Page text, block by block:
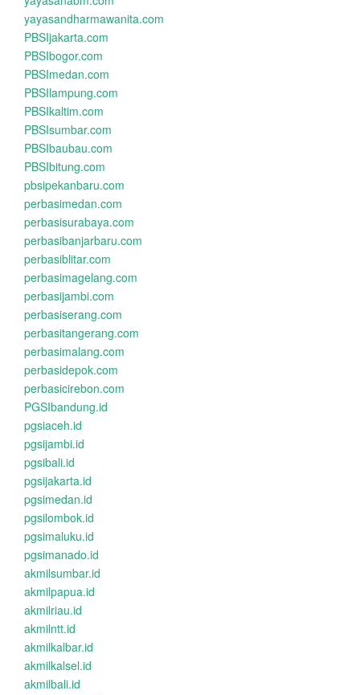
yayasandharmawanita.com
PBSIjakarta.com
PBSIbogor.com
PBSImedan.com
PBSIlampung.com
PBSIkaltim.com
PBSIsumbar.com
PBSIbaubau.com
PBSIbitung.com
pbsipekanbaru.com
perbasimedan.com
perbasisurabaya.com
perbasibanjarbaru.com
perbasiblitar.com
perbasimagelang.com
perbasijambi.com
perbasiserang.com
perbasitangerang.com
perbasimalang.com
perbasidepok.com
perbasicirebon.com
PGSIbandung.id
pgsiaceh.id
pgsijambi.id
pgsibali.id
pgsijakarta.id
pgsimedan.id
pgsilombok.id
pgsimaluku.id
pgsimanado.id
akmilsumbar.id
akmilpapua.id
akmilriau.id
akmilntt.id
akmilkalbar.id
akmilkalsel.id
akmilbali.id